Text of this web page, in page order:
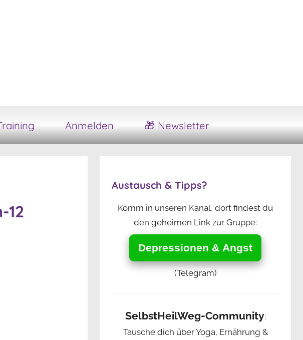
Anmelden 🎁 Newsletter
12
Austausch & Tipps?
Komm in unseren Kanal, dort findest du
den geheimen Link zur Gruppe:
Depressionen & Angst
(Telegram)
SelbstHeilWeg-Community:
Tausche dich über Yoga, Ernährung &